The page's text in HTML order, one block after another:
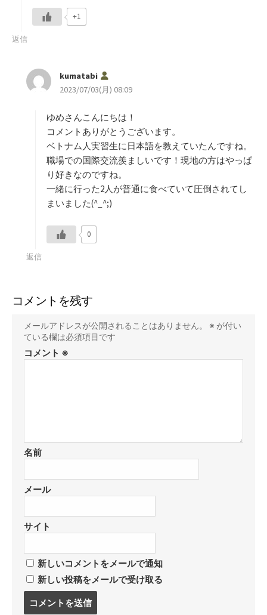
+1
返信
kumatabi
り
2023/07/03(月) 08:09
ゆめさんこんにちは！
コメントありがとうございます。
ベトナム人実習生に日本語を教えていたんですね。
職場での国際交流羨ましいです！現地の方はやっぱ
り好きなのですね。
一緒に行った2人が普通に食べていて圧倒されてし
まいました(^_^;)
0
返信
コメントを残す
メールアドレスが公開されることはありません。 ※ が付い
ている欄は必須項目です
コメント ※
名前
メール
サイト
新しいコメントをメールで通知
新しい投稿をメールで受け取る